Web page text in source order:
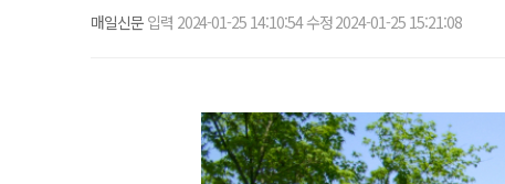
매일신문 입력 2024-01-25 14:10:54 수정 2024-01-25 15:21:08